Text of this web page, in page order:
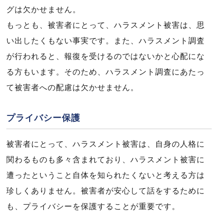
グは欠かせません。
もっとも、被害者にとって、ハラスメント被害は、思
い出したくもない事実です。また、ハラスメント調査
が行われると、報復を受けるのではないかと心配にな
る方もいます。そのため、ハラスメント調査にあたっ
て被害者への配慮は欠かせません。
プライバシー保護
被害者にとって、ハラスメント被害は、自身の人格に
関わるものも多々含まれており、ハラスメント被害に
遭ったということ自体を知られたくないと考える方は
珍しくありません。被害者が安心して話をするために
も、プライバシーを保護することが重要です。